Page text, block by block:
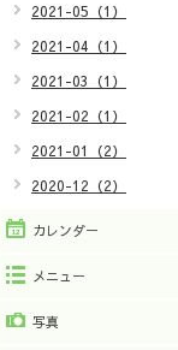
2021-05（1）
2021-04（1）
2021-03（1）
2021-02（1）
2021-01（2）
2020-12（2）
カレンダー
メニュー
写真